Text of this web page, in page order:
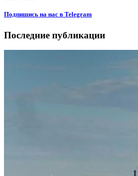
Подпишиcь на нас в Telegram
Последние публикации